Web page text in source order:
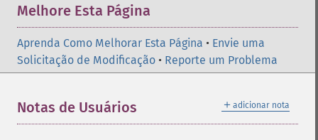
Melhore Esta Página
Aprenda Como Melhorar Esta Página • Envie uma
Solicitação de Modificação • Reporte um Problema
＋ adicionar nota
Notas de Usuários